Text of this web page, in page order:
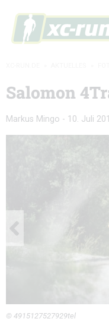
Salomon
Markus Mingo - 10. Juli
© 4915127527929tel